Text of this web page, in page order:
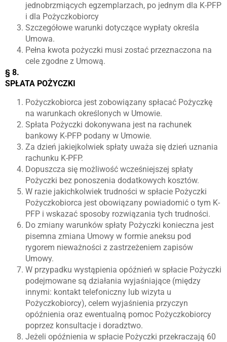
jednobrzmiących egzemplarzach, po jednym dla K-PFP
i dla Pożyczkobiorcy
Szczegółowe warunki dotyczące wypłaty określa
Umowa.
Pełna kwota pożyczki musi zostać przeznaczona na
cele zgodne z Umową.
§ 8.
SPŁATA POŻYCZKI
Pożyczkobiorca jest zobowiązany spłacać Pożyczkę
na warunkach określonych w Umowie.
Spłata Pożyczki dokonywana jest na rachunek
bankowy K-PFP podany w Umowie.
Za dzień jakiejkolwiek spłaty uważa się dzień uznania
rachunku K-PFP.
Dopuszcza się możliwość wcześniejszej spłaty
Pożyczki bez ponoszenia dodatkowych kosztów.
W razie jakichkolwiek trudności w spłacie Pożyczki
Pożyczkobiorca jest obowiązany powiadomić o tym K-
PFP i wskazać sposoby rozwiązania tych trudności.
Do zmiany warunków spłaty Pożyczki konieczna jest
pisemna zmiana Umowy w formie aneksu pod
rygorem nieważności z zastrzeżeniem zapisów
Umowy.
W przypadku wystąpienia opóźnień w spłacie Pożyczki
podejmowane są działania wyjaśniające (między
innymi: kontakt telefoniczny lub wizyta u
Pożyczkobiorcy), celem wyjaśnienia przyczyn
opóźnienia oraz ewentualną pomoc Pożyczkobiorcy
poprzez konsultacje i doradztwo.
Jeżeli opóźnienia w spłacie Pożyczki przekraczają 60